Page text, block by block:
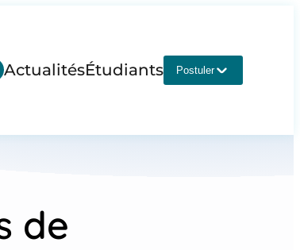
ActualitésÉtudiants Postuler
de